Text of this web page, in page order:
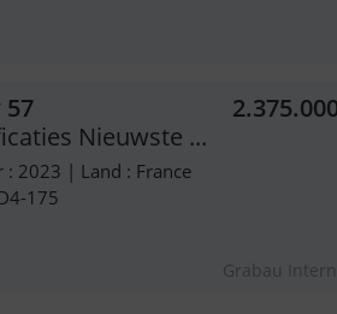
57
Nieuwste ...
2023 | Land : France
175
Grabau